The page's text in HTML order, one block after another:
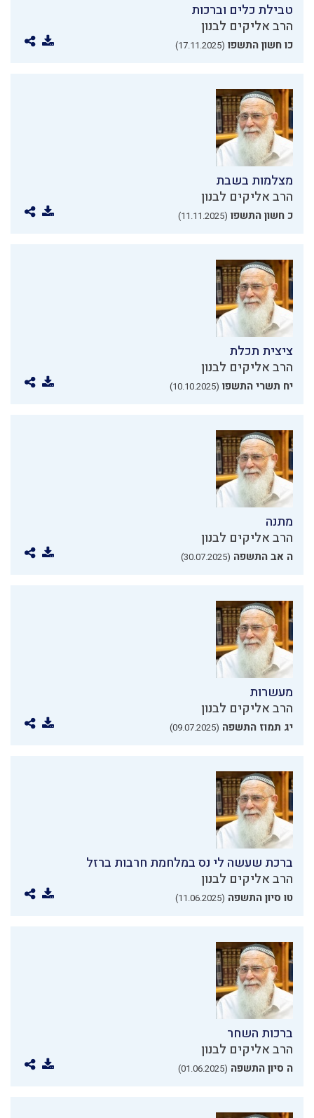
טבילת כלים וברכות
הרב אליקים לבנון
כו חשון התשפו (17.11.2025)
מצלמות בשבת
הרב אליקים לבנון
כ חשון התשפו (11.11.2025)
ציצית תכלת
הרב אליקים לבנון
יח תשרי התשפו (10.10.2025)
מתנה
הרב אליקים לבנון
ה אב התשפה (30.07.2025)
מעשרות
הרב אליקים לבנון
יג תמוז התשפה (09.07.2025)
ברכת שעשה לי נס במלחמת חרבות ברזל
הרב אליקים לבנון
טו סיון התשפה (11.06.2025)
ברכות השחר
הרב אליקים לבנון
ה סיון התשפה (01.06.2025)